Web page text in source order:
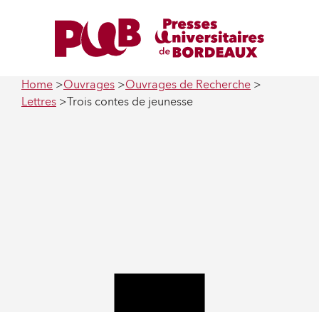
Home Ouvrages
Ouvrages de Recherche
Lettres
Trois contes de jeunesse